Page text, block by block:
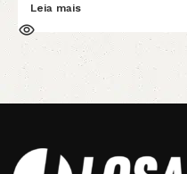
Leia mais